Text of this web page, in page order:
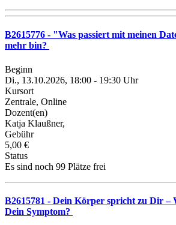
B2615776 - "Was passiert mit meinen
mehr bin?
Beginn
Di., 13.10.2026, 18:00 - 19:30 Uhr
Kursort
Zentrale, Online
Dozent(en)
Katja Klaußner,
Gebühr
5,00 €
Status
Es sind noch 99 Plätze frei
B2615781 - Dein Körper spricht zu Dir –
Dein Symptom?